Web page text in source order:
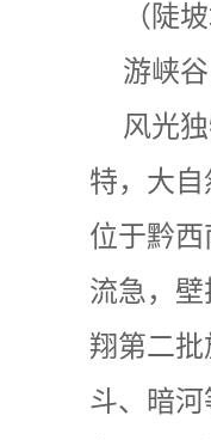
（陡
游峡
风光
特，大
位于黔
流急，
翔第二
斗、暗